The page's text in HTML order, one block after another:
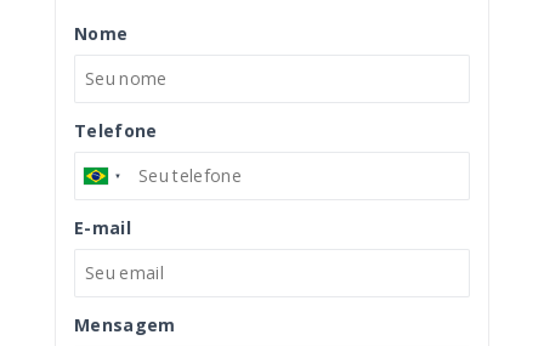
Nome
Telefone
E-mail
Mensagem